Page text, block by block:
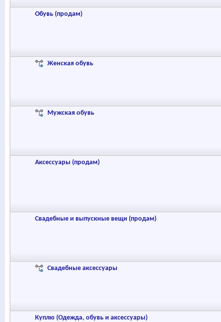
Обувь (продам)
Женская обувь
Мужская обувь
Аксессуары (продам)
Свадебные и выпускные вещи (продам)
Свадебные аксессуары
Куплю (Одежда, обувь и аксессуары)